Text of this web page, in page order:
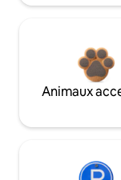
Animaux